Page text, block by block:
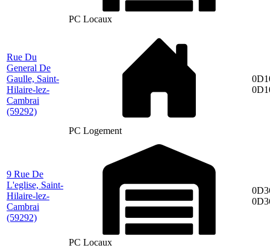
PC Locaux
Rue Du
General De
Gaulle, Saint-
Hilaire-lez-
Cambrai
(59292)
PC Logement
9 Rue De
L'eglise, Saint-
Hilaire-lez-
Cambrai
(59292)
PC Locaux